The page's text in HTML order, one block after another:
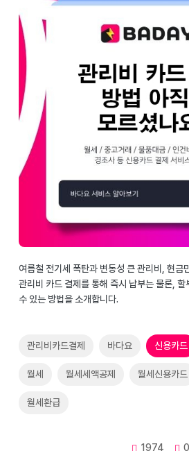
여름철 전기세 폭탄과 변동성 큰 관리비, 현금
관리비 카드 결제를 통해 즉시 납부는 물론,
수 있는 방법을 소개합니다.
관리비카드결제 바다요 신용카드
월세 월세세액공제 월세신용카드
월세환급
1974 0